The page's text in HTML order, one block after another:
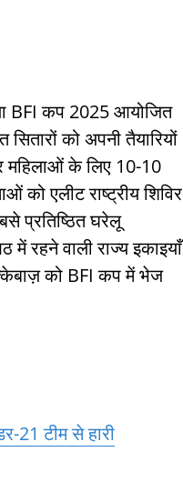
BFI कप 2025 आयोजित
को अपनी तैयारियों
महिलाओं के लिए 10-10
को एलीट राष्ट्रीय शिविर
प्रतिष्ठित घरेलू
में रहने वाली राज्य इकाइयाँ
को BFI कप में भेज
21 टीम से हारी